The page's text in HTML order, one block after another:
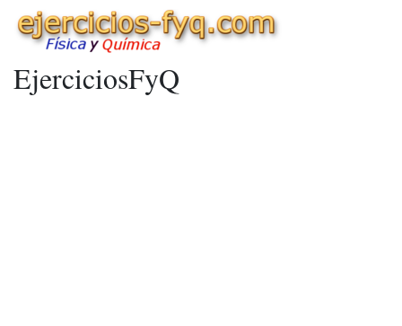
EjerciciosFyQ